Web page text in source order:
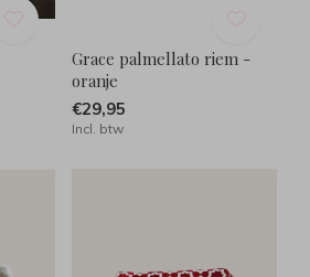
Grace palmellato riem -
oranje
€29,95
Incl. btw